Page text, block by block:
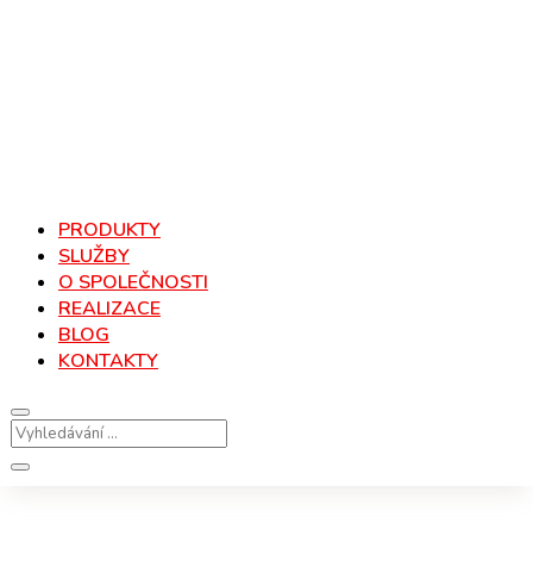
PRODUKTY
SLUŽBY
O SPOLEČNOSTI
REALIZACE
BLOG
KONTAKTY